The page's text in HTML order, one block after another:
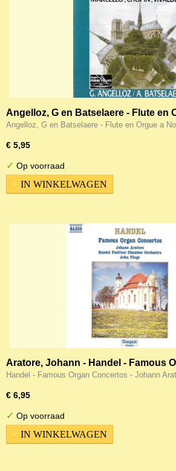
Angelloz, G en Batselaere - Flute en
Angelloz, G en Batselaere - Flute en Orgue a
€ 5,95
✓ Op voorraad
IN WINKELWAGEN
Aratore, Johann - Handel - Famous
Handel - Famous Organ Concertos - Johann
€ 6,95
✓ Op voorraad
IN WINKELWAGEN